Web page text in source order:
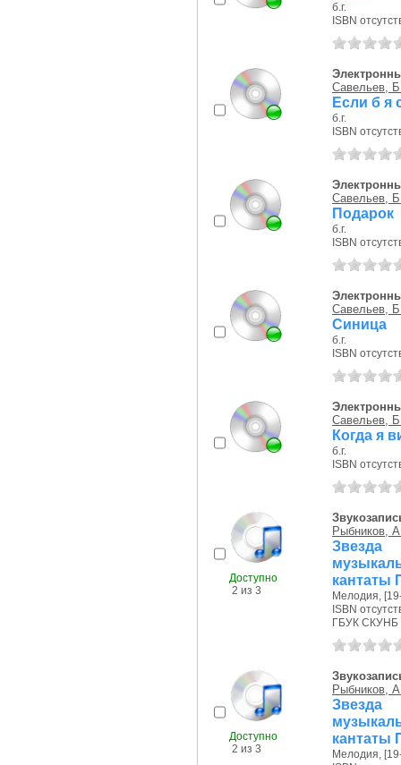
б.г.
ISBN
Савельев,
Если б я
б.г.
ISBN
Савельев,
Подарок
б.г.
ISBN
Савельев,
Синица
б.г.
ISBN
Савельев,
Когда я
б.г.
ISBN
Доступно
2 из 3
Рыбников,
кантаты
Мелодия,
ISBN
ГБУК
Доступно
2 из 3
Рыбников,
кантаты
Мелодия,